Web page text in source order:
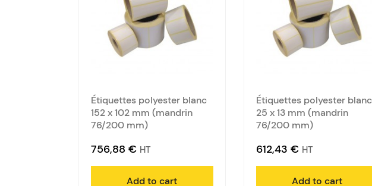
Étiquettes polyester blanc
152 x 102 mm (mandrin
76/200 mm)
756,88 € HT
Add to cart
Étiquettes polyester blanc
25 x 13 mm (mandrin
76/200 mm)
612,43 € HT
Add to cart